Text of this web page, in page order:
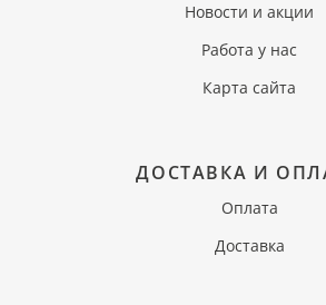
Новости и акции
Работа у нас
Карта сайта
ДОСТАВКА И
Оплата
Доставка